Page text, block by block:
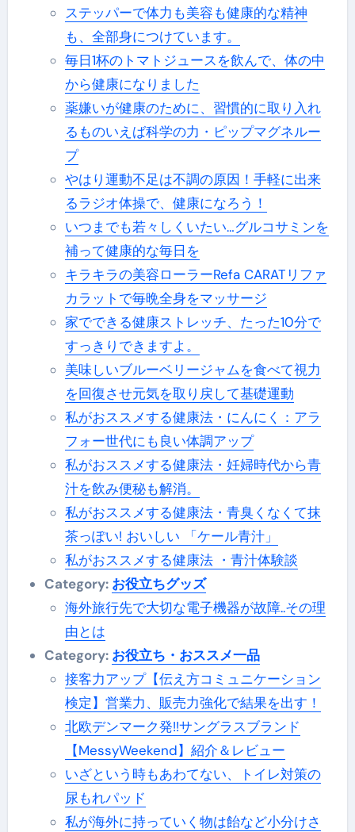
ステッパーで体力も美容も健康的な精神
も、全部身につけています。
毎日1杯のトマトジュースを飲んで、体の中
から健康になりました
薬嫌いが健康のために、習慣的に取り入れ
るものいえば科学の力・ピップマグネルー
プ
やはり運動不足は不調の原因！手軽に出来
るラジオ体操で、健康になろう！
いつまでも若々しくいたい…グルコサミンを
補って健康的な毎日を
キラキラの美容ローラーRefa CARATリファ
カラットで毎晩全身をマッサージ
家でできる健康ストレッチ、たった10分で
すっきりできますよ。
美味しいブルーベリージャムを食べて視力
を回復させ元気を取り戻して基礎運動
私がおススメする健康法・にんにく：アラ
フォー世代にも良い体調アップ
私がおススメする健康法・妊婦時代から青
汁を飲み便秘も解消。
私がおススメする健康法・青臭くなくて抹
茶っぽい! おいしい 「ケール青汁」
私がおススメする健康法 ・青汁体験談
Category: お役立ちグッズ
海外旅行先で大切な電子機器が故障..その理
由とは
Category: お役立ち・おススメ一品
接客力アップ【伝え方コミュニケーション
検定】営業力、販売力強化で結果を出す！
北欧デンマーク発!!サングラスブランド
【MessyWeekend】紹介＆レビュー
いざという時もあわてない、トイレ対策の
尿もれパッド
私が海外に持っていく物は飴など小分けさ